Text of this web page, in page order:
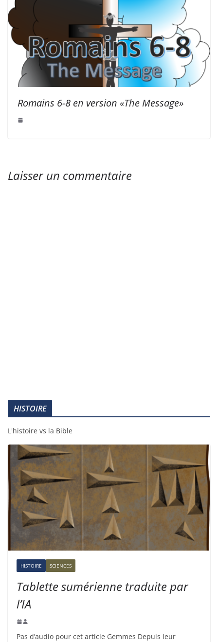
Romains 6-8 en version «The Message»
Laisser un commentaire
HISTOIRE
L'histoire vs la Bible
HISTOIRE SCIENCES
Tablette sumérienne traduite par
l’IA
Pas d’audio pour cet article Gemmes Depuis leur